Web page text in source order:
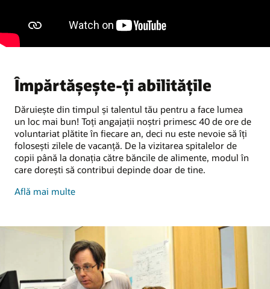
Împărtăşeşte-ţi abilităţile
Dăruiește din timpul și talentul tău pentru a face lumea
un loc mai bun! Toţi angajaţii noştri primesc 40 de ore de
voluntariat plătite în fiecare an, deci nu este nevoie să îţi
foloseşti zilele de vacanţă. De la vizitarea spitalelor de
copii până la donaţia către băncile de alimente, modul în
care doreşti să contribui depinde doar de tine.
Află mai multeand